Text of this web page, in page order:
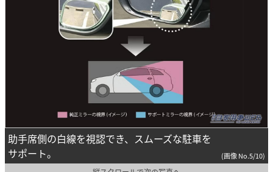
助手席側の白線を視認でき、スムーズな駐車を
サポート。
(画像 No.5/10)